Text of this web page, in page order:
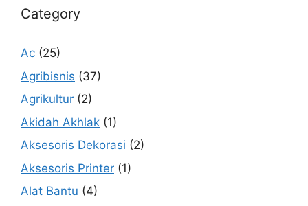
Category
Ac (25)
Agribisnis (37)
Agrikultur (2)
Akidah Akhlak (1)
Aksesoris Dekorasi (2)
Aksesoris Printer (1)
Alat Bantu (4)